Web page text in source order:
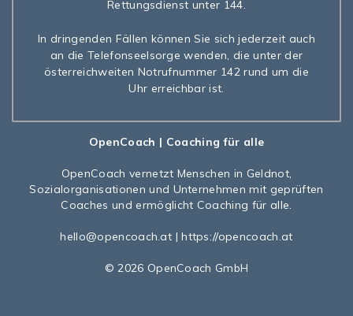
Rettungsdienst unter 144.
In dringenden Fällen können Sie sich jederzeit auch
an die Telefonseelsorge wenden, die unter der
österreichweiten Notrufnummer 142 rund um die
Uhr erreichbar ist.
OpenCoach | Coaching für alle
OpenCoach vernetzt Menschen in Geldnot,
Sozialorganisationen und Unternehmen mit geprüften
Coaches und ermöglicht Coaching für alle.
hello@opencoach.at |https://opencoach.at
© 2026 OpenCoach GmbH